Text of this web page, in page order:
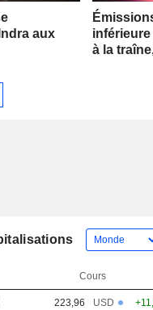
aux
à la
Cours
223,96 USD